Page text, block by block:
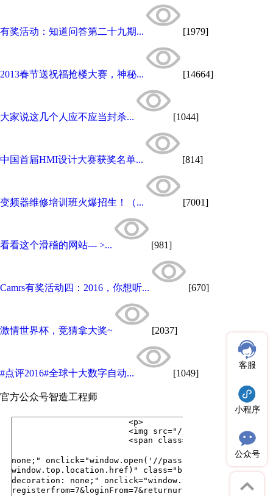
有奖活动：知道问答第二十九期... [1979]
2013春节送祝福抢楼大赛，神秘... [14664]
大家说这几个人应不应当封杀... [1044]
中国首届HMI设计大赛获奖名单... [814]
变频器维修培训班火爆招生！（... [7001]
看看这个滑稽的网站--- >... [981]
Camrs有奖活动四：2016，你想听... [670]
激情世界杯，竞猜拿大奖~ [2037]
#点评2016#全球十大数字自动... [1049]
官方公众号智造工程师
客服
小程序
公众号